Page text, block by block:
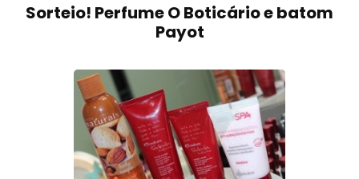
Sorteio! Perfume O Boticário e batom
Payot